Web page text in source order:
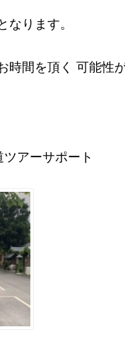
ります。
間を頂く 可能性
アーサポート